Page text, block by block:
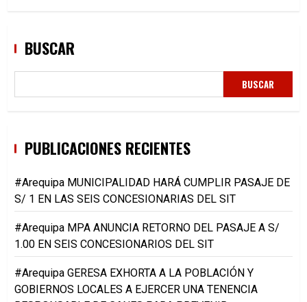
BUSCAR
BUSCAR
PUBLICACIONES RECIENTES
#Arequipa MUNICIPALIDAD HARÁ CUMPLIR PASAJE DE
S/ 1 EN LAS SEIS CONCESIONARIAS DEL SIT
#Arequipa MPA ANUNCIA RETORNO DEL PASAJE A S/
1.00 EN SEIS CONCESIONARIOS DEL SIT
#Arequipa GERESA EXHORTA A LA POBLACIÓN Y
GOBIERNOS LOCALES A EJERCER UNA TENENCIA